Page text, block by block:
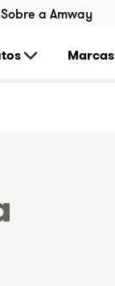
Sobre a Amway
Marcas